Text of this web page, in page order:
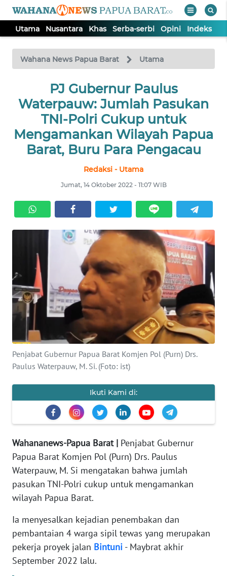
Utama Nusantara Khas Serba-serbi Opini Indeks
Wahana News Papua Barat Utama
PJ Gubernur Paulus
Waterpauw: Jumlah Pasukan
TNI-Polri Cukup untuk
Mengamankan Wilayah Papua
Barat, Buru Para Pengacau
Redaksi - Utama
Jumat, 14 Oktober 2022 - 11:07 WIB
Penjabat Gubernur Papua Barat Komjen Pol (Purn) Drs.
Paulus Waterpauw, M. Si. (Foto: ist)
Ikuti Kami di:
Wahananews-Papua Barat | Penjabat Gubernur
Papua Barat Komjen Pol (Purn) Drs. Paulus
Waterpauw, M. Si mengatakan bahwa jumlah
pasukan TNI-Polri cukup untuk mengamankan
wilayah Papua Barat.
Ia menyesalkan kejadian penembakan dan
pembantaian 4 warga sipil tewas yang merupakan
pekerja proyek jalan Bintuni - Maybrat akhir
September 2022 lalu.
TV
Tutup
NUSANTARA
KHAS
OPINI
INDEKS
BERITA
KONTAK
KAMI
INFO
IKLAN
KAMI
PEDOMAN
MEDIA
REDAKSI
KARIR
Wahana
News
Regional